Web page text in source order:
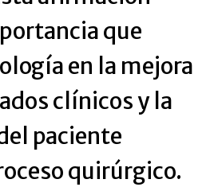
que
en la mejora
clínicos y la
paciente
quirúrgico.